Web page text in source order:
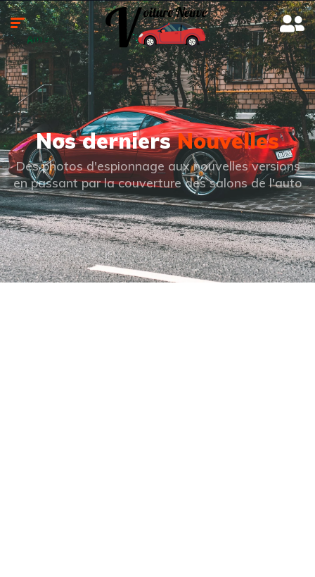
Nos derniersNouvelles
Des photos d'espionnage aux nouvelles versions
en passant par la couverture des salons de l'auto